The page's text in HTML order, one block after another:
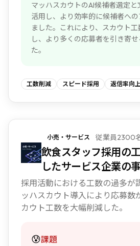
マッハスカウトのAI候補者選定と
活用し、より効率的に候補者へ
ました。これにより、スカウト
し、より多くの応募者を引き寄
た。
工数削減 スピード採用 返信率向
小売・サービス 従業員2300
飲食スタッフ採用の
したサービス企業の
採用活動における工数の過多が
ッハスカウト導入により応募数
カウト工数を大幅削減した。
😰課題